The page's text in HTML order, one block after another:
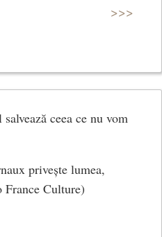
>>>
ceea ce nu vom
privește lumea,
France Culture)